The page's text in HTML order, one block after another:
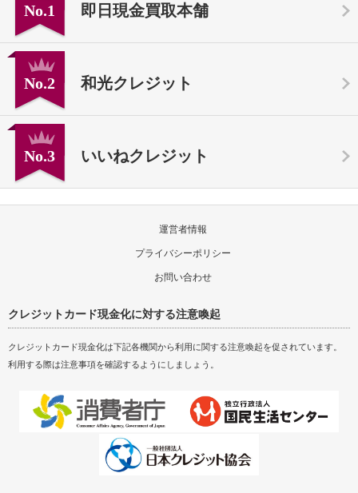
No.1 即日現金買取本舗
No.2 和光クレジット
No.3 いいねクレジット
運営者情報
プライバシーポリシー
お問い合わせ
クレジットカード現金化に対する注意喚起
クレジットカード現金化は下記各機関から利用に関する注意喚起を促されています。
利用する際は注意事項を確認するようにしましょう。